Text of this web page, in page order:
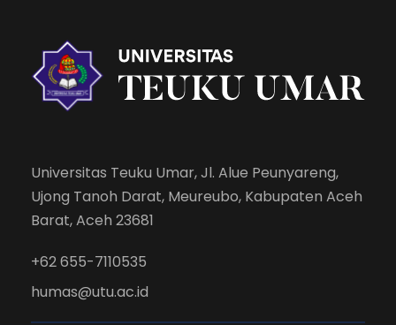
Universitas Teuku Umar, Jl. Alue Peunyareng,
Ujong Tanoh Darat, Meureubo, Kabupaten Aceh
Barat, Aceh 23681
+62 655-7110535
humas@utu.ac.id